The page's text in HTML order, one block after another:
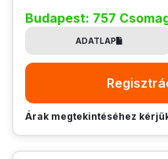
Budapest: 757
ADATLAP
Árak megtekintéséhez